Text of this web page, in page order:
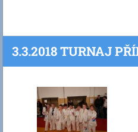
3.3.2018 TURNAJ